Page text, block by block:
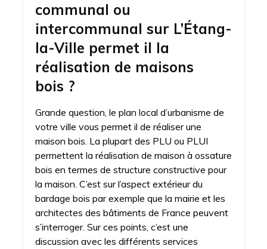
communal ou
intercommunal sur L’Étang-
la-Ville permet il la
réalisation de maisons
bois ?
Grande question, le plan local d’urbanisme de
votre ville vous permet il de réaliser une
maison bois. La plupart des PLU ou PLUI
permettent la réalisation de maison à ossature
bois en termes de structure constructive pour
la maison. C’est sur l’aspect extérieur du
bardage bois par exemple que la mairie et les
architectes des bâtiments de France peuvent
s’interroger. Sur ces points, c’est une
discussion avec les différents services